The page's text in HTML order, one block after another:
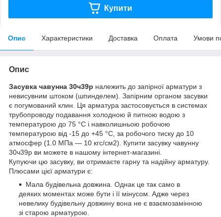
Купити
Опис Характеристики Доставка Оплата Умови
Опис
Засувка чавунна 30ч39р належить до запірної арматури з
невисувним штоком (шпинделем). Запірним органом засувки
є погумований клин. Ця арматура застосовується в системах
трубопроводу подавання холодною й питною водою з
температурою до 75 °C і навколишньою робочою
температурою від -15 до +45 °C, за робочого тиску до 10
атмосфер (1.0 МПа — 10 кгс/см2). Купити засувку чавунну
30ч39р ви можете в нашому інтернет-магазині.
Купуючи цю засувку, ви отримаєте гарну та надійну арматуру.
Плюсами цієї арматури є:
Мала будівельна довжина. Однак це так само в
деяких моментах може бути і її мінусом. Адже через
невелику будівельну довжину вона не є взаємозамінною
зі старою арматурою.